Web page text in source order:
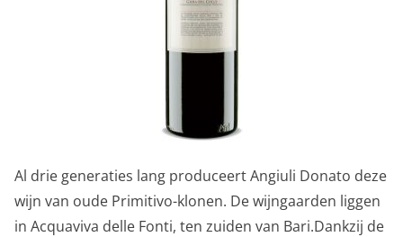
Al drie generaties lang produceert Angiuli Donato deze
wijn van oude Primitivo-klonen. De wijngaarden liggen
in Acquaviva delle Fonti, ten zuiden van Bari.Dankzij de